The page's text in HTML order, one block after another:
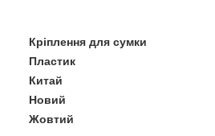
Кріплення для сумки
Пластик
Китай
Новий
Жовтий